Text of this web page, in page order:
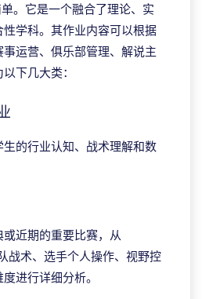
。它是一个融合了理论、实
学科。其作业内容可以根据
运营、俱乐部管理、解说主
下几大类：
的行业认知、战术理解和数
近期的重要比赛，从
战术、选手个人操作、视野控
进行详细分析。